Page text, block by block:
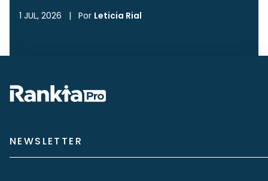
1 JUL, 2026 | Por Leticia Rial
NEWSLETTER